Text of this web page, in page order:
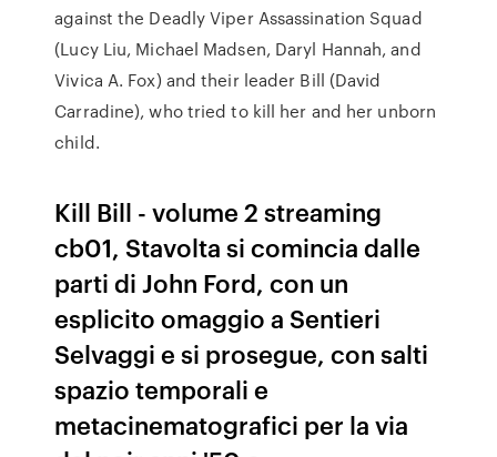
against the Deadly Viper Assassination Squad
(Lucy Liu, Michael Madsen, Daryl Hannah, and
Vivica A. Fox) and their leader Bill (David
Carradine), who tried to kill her and her unborn
child.
Kill Bill - volume 2 streaming
cb01, Stavolta si comincia dalle
parti di John Ford, con un
esplicito omaggio a Sentieri
Selvaggi e si prosegue, con salti
spazio temporali e
metacinematografici per la via